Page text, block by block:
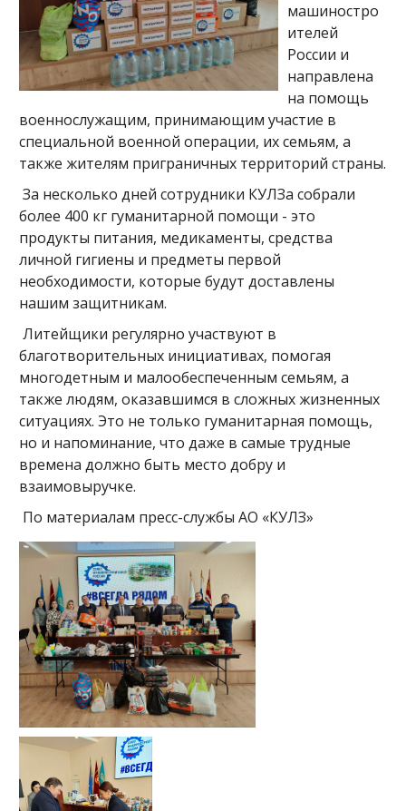
машиностро
ителей
России и
направлена
на помощь
военнослужащим, принимающим участие в
специальной военной операции, их семьям, а
также жителям приграничных территорий страны.
За несколько дней сотрудники КУЛЗа собрали
более 400 кг гуманитарной помощи - это
продукты питания, медикаменты, средства
личной гигиены и предметы первой
необходимости, которые будут доставлены
нашим защитникам.
Литейщики регулярно участвуют в
благотворительных инициативах, помогая
многодетным и малообеспеченным семьям, а
также людям, оказавшимся в сложных жизненных
ситуациях. Это не только гуманитарная помощь,
но и напоминание, что даже в самые трудные
времена должно быть место добру и
взаимовыручке.
По материалам пресс-службы АО «КУЛЗ»